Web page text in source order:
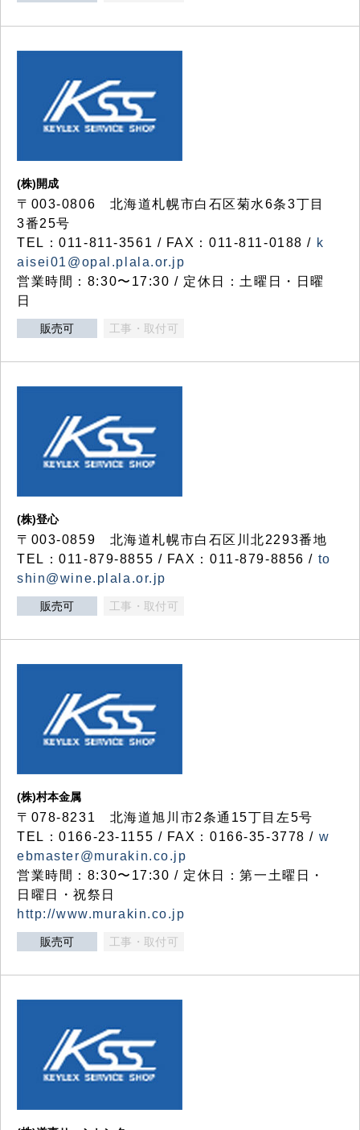
(株)開成
〒003-0806 北海道札幌市白石区菊水6条3丁目
3番25号
TEL：011-811-3561 / FAX：011-811-0188 / k
aisei01@opal.plala.or.jp
営業時間：8:30〜17:30 / 定休日：土曜日・日曜
日
販売可 工事・取付可
(株)登心
〒003-0859 北海道札幌市白石区川北2293番地
TEL：011-879-8855 / FAX：011-879-8856 / to
shin@wine.plala.or.jp
販売可 工事・取付可
(株)村本金属
〒078-8231 北海道旭川市2条通15丁目左5号
TEL：0166-23-1155 / FAX：0166-35-3778 / w
ebmaster@murakin.co.jp
営業時間：8:30〜17:30 / 定休日：第一土曜日・
日曜日・祝祭日
http://www.murakin.co.jp
販売可 工事・取付可